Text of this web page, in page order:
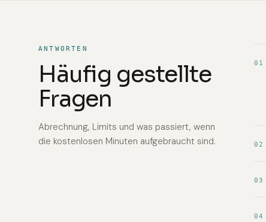
ANTWORTEN
Häufig gestellte
Fragen
Abrechnung, Limits und was passiert, wenn
die kostenlosen Minuten aufgebraucht sind.
01
02
03
04